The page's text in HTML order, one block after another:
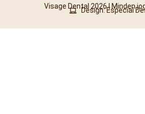
Visage Dental 2026 | Minden
Design: Especial